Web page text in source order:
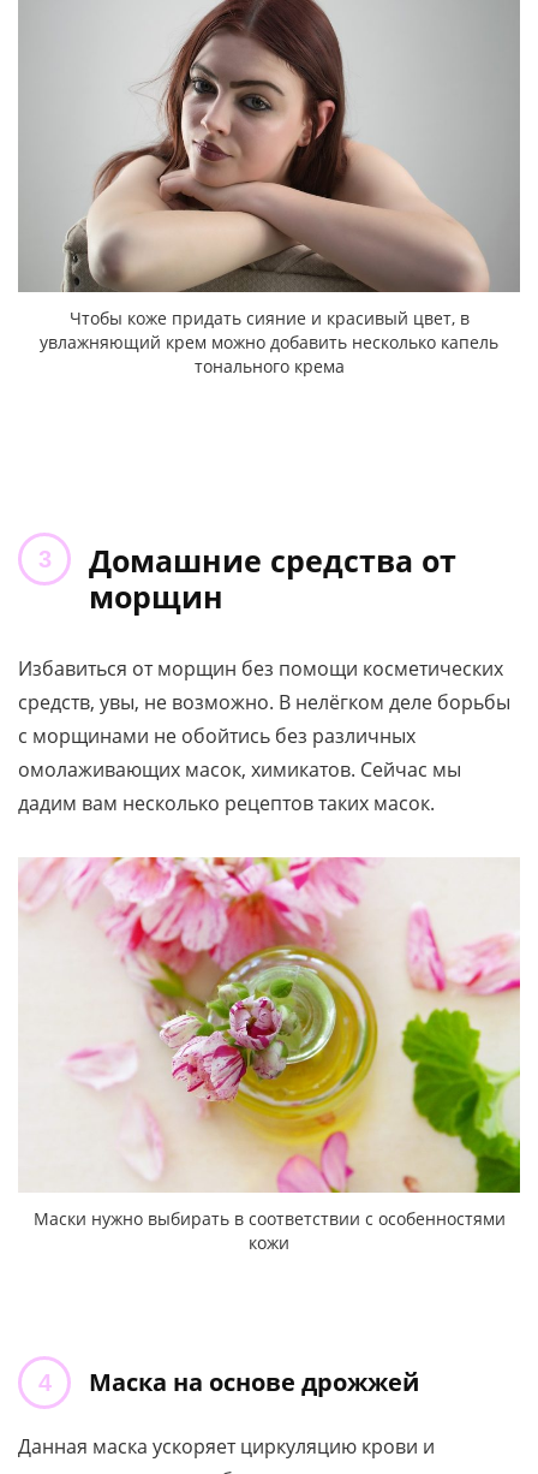
Чтобы коже придать сияние и красивый цвет, в
увлажняющий крем можно добавить несколько капель
тонального крема
Домашние средства от
морщин
Избавиться от морщин без помощи косметических
средств, увы, не возможно. В нелёгком деле борьбы
с морщинами не обойтись без различных
омолаживающих масок, химикатов. Сейчас мы
дадим вам несколько рецептов таких масок.
Маски нужно выбирать в соответствии с особенностями
кожи
Маска на основе дрожжей
Данная маска ускоряет циркуляцию крови и